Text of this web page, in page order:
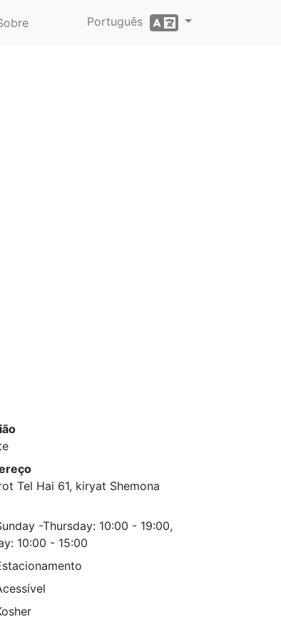
Português
Tel Hai 61, kiryat Shemona
-Thursday: 10:00 - 19:00,
10:00 - 15:00